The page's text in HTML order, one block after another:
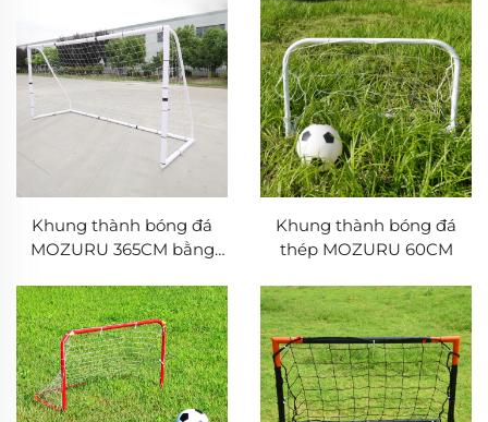
Khung thành bóng đá
MOZURU 365CM bằng
Khung thành bóng đá
thép MOZURU 60CM